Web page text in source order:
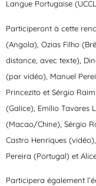
Langue Portugaise
Participeront à cette
(Angola), Ozias Filho
distance, avec texte),
(par vidéo), Manuel
Princezito et Sérgio
(Galice), Emílio Tavares
(Macao/Chine), Sérgio
Castro Henriques
Pereira (Portugal) et
Participera également